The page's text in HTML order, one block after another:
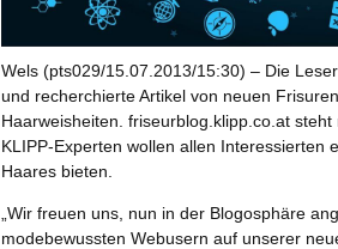
Wels (pts029/15.07.2013/15:30) – Die
und recherchierte Artikel von neuen
Haarweisheiten. friseurblog.klipp.co.at
KLIPP-Experten wollen allen Interessierten
Haares bieten.
„Wir freuen uns, nun in der Blogosphäre
modebewussten Webusern auf unserer